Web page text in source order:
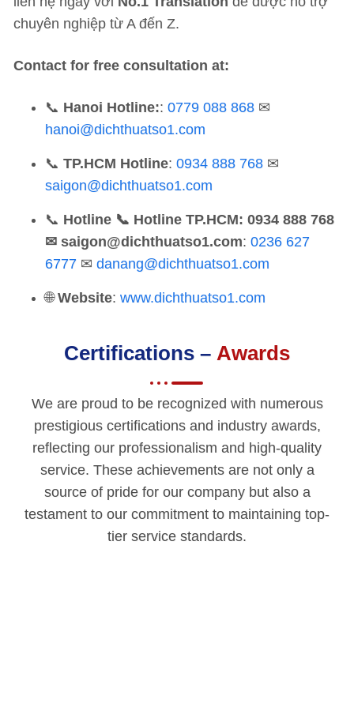
chuyên nghiệp từ A đến Z.
Contact for free consultation at:
📞 Hanoi Hotline:: 0779 088 868 ✉
hanoi@dichthuatso1.com
📞 TP.HCM Hotline: 0934 888 768 ✉
saigon@dichthuatso1.com
📞 Hotline 📞 Hotline TP.HCM: 0934 888 768
✉ saigon@dichthuatso1.com: 0236 627
6777 ✉ danang@dichthuatso1.com
🌐Website: www.dichthuatso1.com
Certifications – Awards
We are proud to be recognized with numerous
prestigious certifications and industry awards,
reflecting our professionalism and high-quality
service. These achievements are not only a
source of pride for our company but also a
testament to our commitment to maintaining top-
tier service standards.